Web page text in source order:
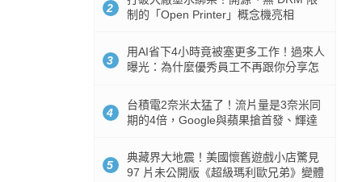
2
制的「Open Printer」概念機亮相
3
用AI省下4小時竟被塞更多工作！過來人
曝光：為什麼優秀員工不再跟你分享怎
4
台積電2奈米太猛了！流片量是3奈米同
期的4倍，Google與蘋果搶首發、輝達
5
典藏界大地震！美國懷舊遊戲小店驚見
97 片未公開版《超級瑪利歐兄弟》變體